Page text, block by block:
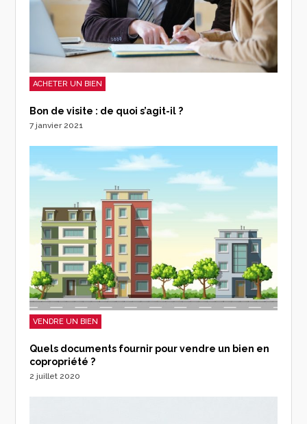
ACHETER UN BIEN
Bon de visite : de quoi s’agit-il ?
7 janvier 2021
VENDRE UN BIEN
Quels documents fournir pour vendre un bien en
copropriété ?
2 juillet 2020